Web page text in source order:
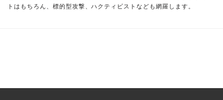
トはもちろん、標的型攻撃、ハクティビストなども網羅します。